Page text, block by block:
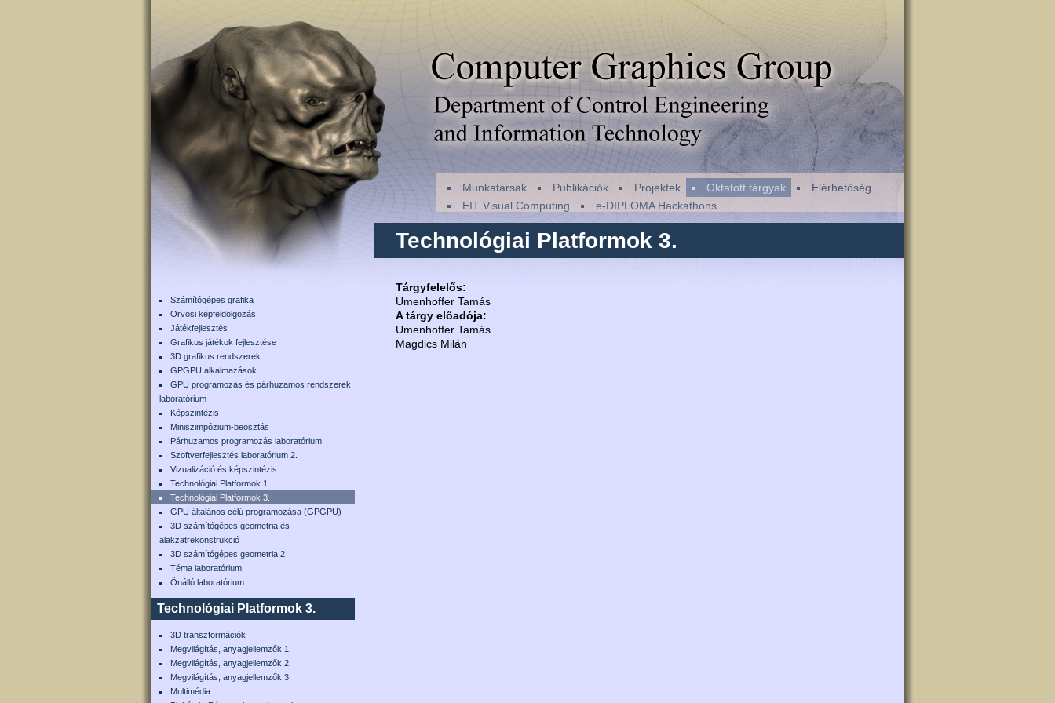
Technológiai Platformok 3.
Tárgyfelelős:
Umenhoffer Tamás
A tárgy előadója:
Umenhoffer Tamás
Magdics Milán
Munkatársak Publikációk Projektek Oktatott tárgyak
Elérhetőség
EIT Visual Computing
e-DIPLOMA Hackathons
Számítógépes grafika
Orvosi képfeldolgozás
Játékfejlesztés
Grafikus játékok fejlesztése
3D grafikus rendszerek
GPGPU alkalmazások
GPU programozás és párhuzamos rendszerek
laboratórium
Képszintézis
Miniszimpózium-beosztás
Párhuzamos programozás laboratórium
Szoftverfejlesztés laboratórium 2.
Vizualizáció és képszintézis
Technológiai Platformok 1.
Technológiai Platformok 3.
GPU általános célú programozása (GPGPU)
3D számítógépes geometria és
alakzatrekonstrukció
3D számítógépes geometria 2
Téma laboratórium
Önálló laboratórium
Technológiai Platformok 3.
3D transzformációk
Megvilágítás, anyagjellemzők 1.
Megvilágítás, anyagjellemzők 2.
Megvilágítás, anyagjellemzők 3.
Multimédia